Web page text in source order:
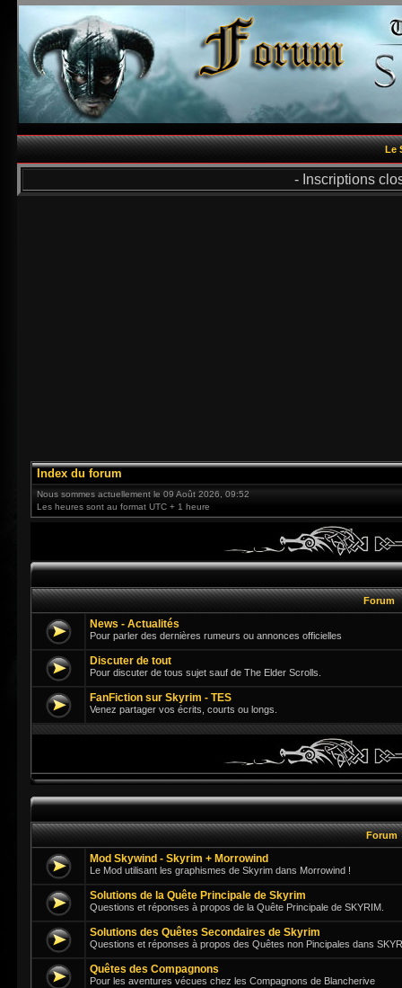
Le
- Inscriptions
Index du forum
Nous sommes actuellement le 09 Août 2026, 09:52
Les heures sont au format UTC + 1 heure
Forum
News - Actualités
Pour parler des dernières rumeurs ou annonces officielles
Discuter de tout
Pour discuter de tous sujet sauf de The Elder Scrolls.
FanFiction sur Skyrim - TES
Venez partager vos écrits, courts ou longs.
Forum
Mod Skywind - Skyrim + Morrowind
Le Mod utilisant les graphismes de Skyrim dans Morrowind !
Solutions de la Quête Principale de Skyrim
Questions et réponses à propos de la Quête Principale de SKYRIM.
Solutions des Quêtes Secondaires de Skyrim
Questions et réponses à propos des Quêtes non Pincipales dans
Quêtes des Compagnons
Pour les aventures vécues chez les Compagnons de Blancherive